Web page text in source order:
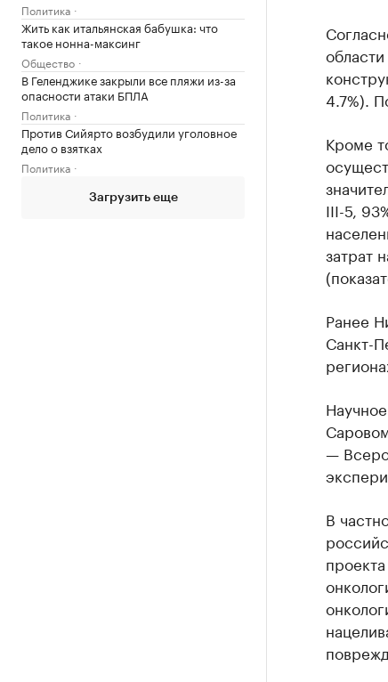
Политика
Жить как итальянская бабушка: что
такое нонна-максинг
Общество
В Геленджике закрыли все пляжи из-за
опасности атаки БПЛА
Политика
Против Сийярто возбудили уголовное
дело о взятках
Политика
Загрузить еще
4.7%).
Кроме
III-5,
затрат
Ранее
Санкт-
—
В